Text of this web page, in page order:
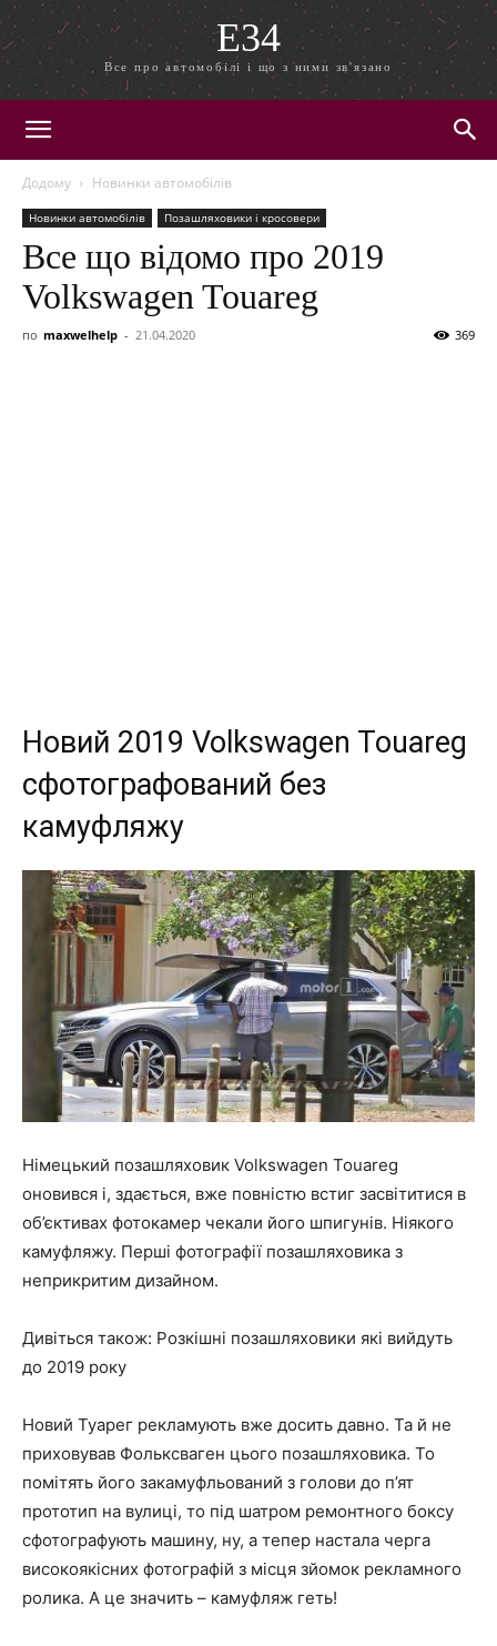
E34
Все про автомобілі і що з ними зв'язано
Додому Новинки автомобілів
Новинки автомобілів Позашляховики і кросовери
Все що відомо про 2019
Volkswagen Touareg
по maxwelhelp - 21.04.2020 369
Новий 2019 Volkswagen Touareg
сфотографований без
камуфляжу
Німецький позашляховик Volkswagen Touareg
оновився і, здається, вже повністю встиг засвітитися в
об’єктивах фотокамер чекали його шпигунів. Ніякого
камуфляжу. Перші фотографії позашляховика з
неприкритим дизайном.
Дивіться також: Розкішні позашляховики які вийдуть
до 2019 року
Новий Туарег рекламують вже досить давно. Та й не
приховував Фольксваген цього позашляховика. То
помітять його закамуфльований з голови до п’ят
прототип на вулиці, то під шатром ремонтного боксу
сфотографують машину, ну, а тепер настала черга
високоякісних фотографій з місця зйомок рекламного
ролика. А це значить – камуфляж геть!